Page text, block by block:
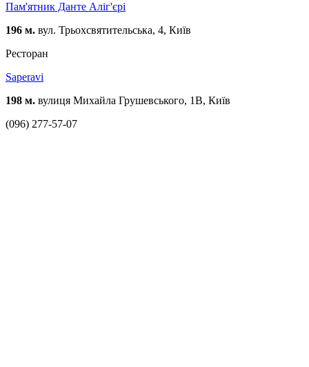
Пам'ятник Данте Аліг'єрі
196 м. вул. Трьохсвятительська, 4, Київ
Ресторан
Saperavi
198 м. вулиця Михайла Грушевського, 1В, Київ
(096) 277-57-07